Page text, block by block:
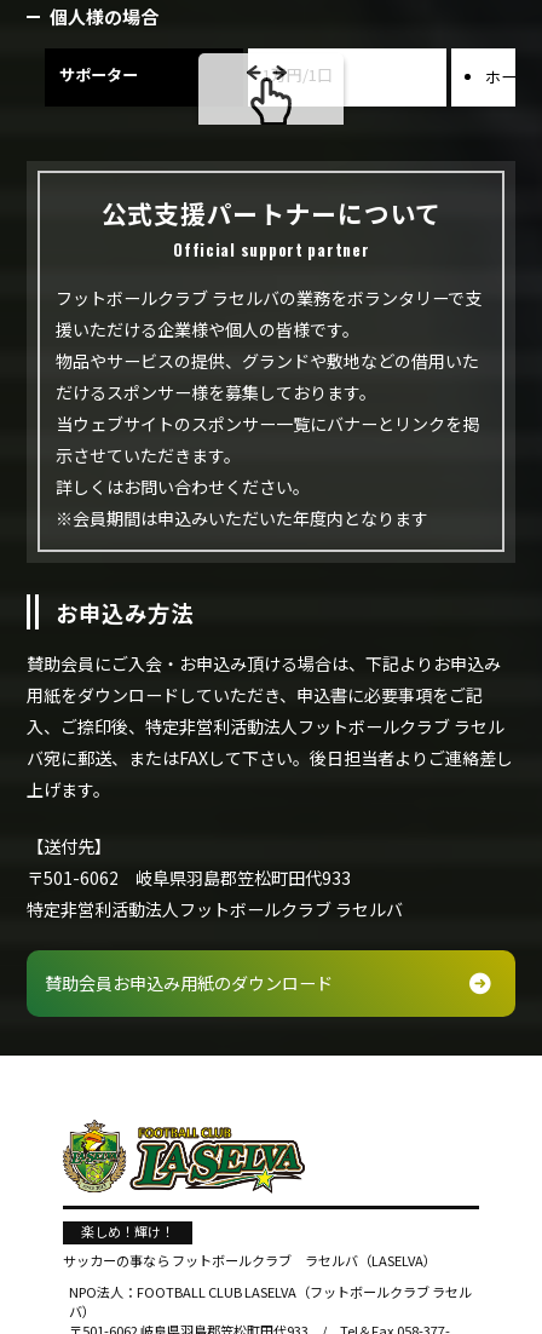
個人様の場合
サポーター 1万円/1口 ホーム
公式支援パートナーについて
Official support partner
フットボールクラブ ラセルバの業務をボランタリーで支
援いただける企業様や個人の皆様です。
物品やサービスの提供、グランドや敷地などの借用いた
だけるスポンサー様を募集しております。
当ウェブサイトのスポンサー一覧にバナーとリンクを掲
示させていただきます。
詳しくはお問い合わせください。
※会員期間は申込みいただいた年度内となります
お申込み方法
賛助会員にご入会・お申込み頂ける場合は、下記よりお申込み
用紙をダウンロードしていただき、申込書に必要事項をご記
入、ご捺印後、特定非営利活動法人フットボールクラブ ラセル
バ宛に郵送、またはFAXして下さい。後日担当者よりご連絡差し
上げます。
【送付先】
〒501-6062 岐阜県羽島郡笠松町田代933
特定非営利活動法人フットボールクラブ ラセルバ
賛助会員お申込み用紙のダウンロード
楽しめ！輝け！
サッカーの事なら フットボールクラブ ラセルバ（LASELVA）
NPO法人：FOOTBALL CLUB LASELVA（フットボールクラブ ラセル
バ）